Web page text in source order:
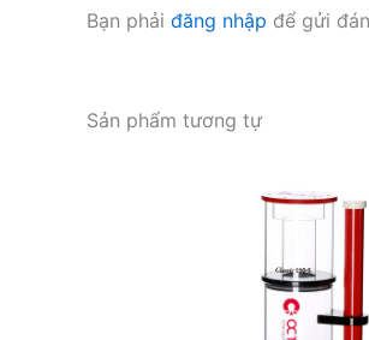
Bạn phải đăng nhập để gửi
Sản phẩm tương tự